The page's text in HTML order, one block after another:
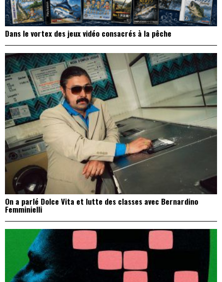
Dans le vortex des jeux vidéo consacrés à la pêche
On a parlé Dolce Vita et lutte des classes avec Bernardino
Femminielli